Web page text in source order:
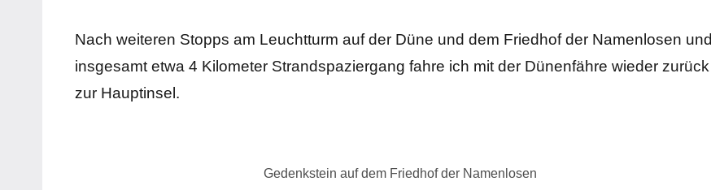
Nach weiteren Stopps am Leuchtturm auf der Düne und dem Friedhof der Namenlosen und
insgesamt etwa 4 Kilometer Strandspaziergang fahre ich mit der Dünenfähre wieder zurück
zur Hauptinsel.
Gedenkstein auf dem Friedhof der Namenlosen